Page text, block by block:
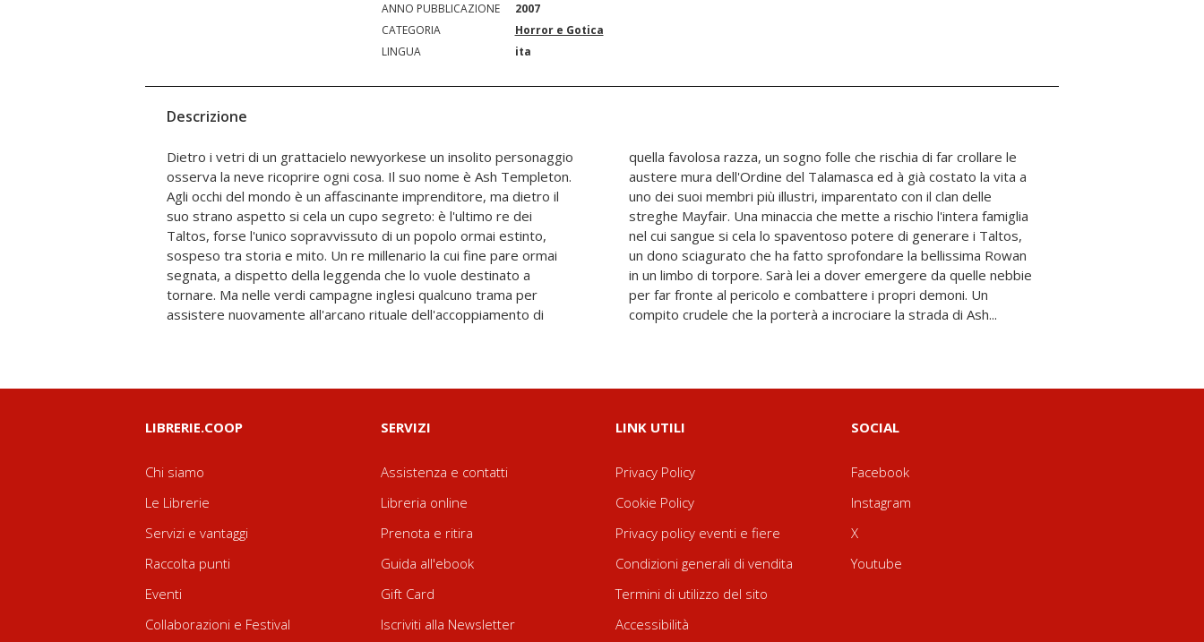
ANNO PUBBLICAZIONE
2007
CATEGORIA
Horror e Gotica
LINGUA
ita
Descrizione
Dietro i vetri di un grattacielo newyorkese un insolito personaggio
osserva la neve ricoprire ogni cosa. Il suo nome è Ash Templeton.
Agli occhi del mondo è un affascinante imprenditore, ma dietro il
suo strano aspetto si cela un cupo segreto: è l'ultimo re dei
Taltos, forse l'unico sopravvissuto di un popolo ormai estinto,
sospeso tra storia e mito. Un re millenario la cui fine pare ormai
segnata, a dispetto della leggenda che lo vuole destinato a
tornare. Ma nelle verdi campagne inglesi qualcuno trama per
assistere nuovamente all'arcano rituale dell'accoppiamento di
quella favolosa razza, un sogno folle che rischia di far crollare le
austere mura dell'Ordine del Talamasca ed à già costato la vita a
uno dei suoi membri più illustri, imparentato con il clan delle
streghe Mayfair. Una minaccia che mette a rischio l'intera famiglia
nel cui sangue si cela lo spaventoso potere di generare i Taltos,
un dono sciagurato che ha fatto sprofondare la bellissima Rowan
in un limbo di torpore. Sarà lei a dover emergere da quelle nebbie
per far fronte al pericolo e combattere i propri demoni. Un
compito crudele che la porterà a incrociare la strada di Ash...
LIBRERIE.COOP
Chi siamo
Le Librerie
Servizi e vantaggi
Raccolta punti
Eventi
Collaborazioni e Festival
SERVIZI
Assistenza e contatti
Libreria online
Prenota e ritira
Guida all'ebook
Gift Card
Iscriviti alla Newsletter
LINK UTILI
Privacy Policy
Cookie Policy
Privacy policy eventi e fiere
Condizioni generali di vendita
Termini di utilizzo del sito
Accessibilità
SOCIAL
Facebook
Instagram
X
Youtube